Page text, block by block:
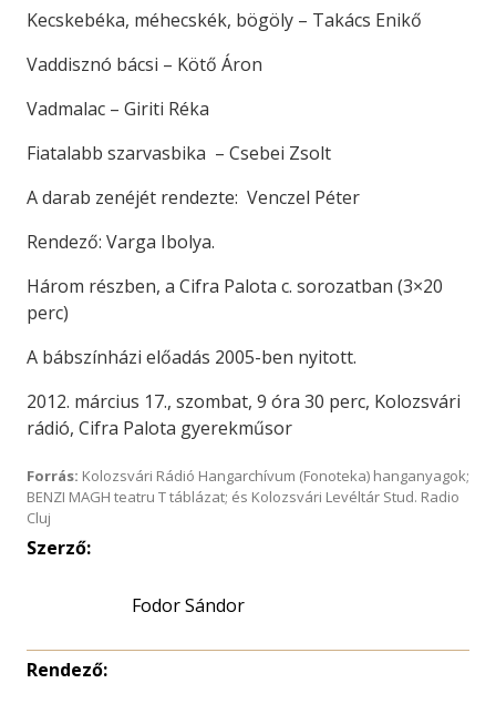
Kecskebéka, méhecskék, bögöly – Takács Enikő
Vaddisznó bácsi – Kötő Áron
Vadmalac – Giriti Réka
Fiatalabb szarvasbika – Csebei Zsolt
A darab zenéjét rendezte: Venczel Péter
Rendező: Varga Ibolya.
Három részben, a Cifra Palota c. sorozatban (3×20
perc)
A bábszínházi előadás 2005-ben nyitott.
2012. március 17., szombat, 9 óra 30 perc, Kolozsvári
rádió, Cifra Palota gyerekműsor
Forrás: Kolozsvári Rádió Hangarchívum (Fonoteka) hanganyagok;
BENZI MAGH teatru T táblázat; és Kolozsvári Levéltár Stud. Radio
Cluj
Szerző:
Fodor Sándor
Rendező: